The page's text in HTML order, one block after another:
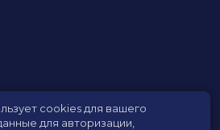
cookies для вашего
для авторизации,